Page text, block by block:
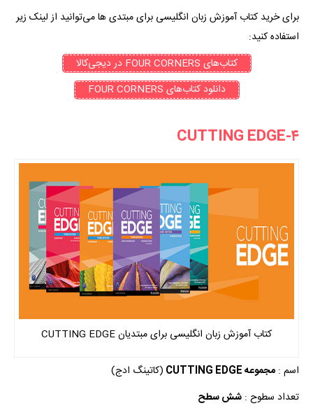
برای خرید کتاب آموزش زبان انگلیسی برای مبتدی ها می‌توانید از لینک زیر
استفاده کنید:
کتاب‌های FOUR CORNERS در دیجی‌کالا
دانلود کتاب‌های FOUR CORNERS
۴-CUTTING EDGE
کتاب آموزش زبان انگلیسی برای مبتدیان CUTTING EDGE
اسم : مجموعه CUTTING EDGE
(کاتینگ ادج)
تعداد سطوح : شش سطح